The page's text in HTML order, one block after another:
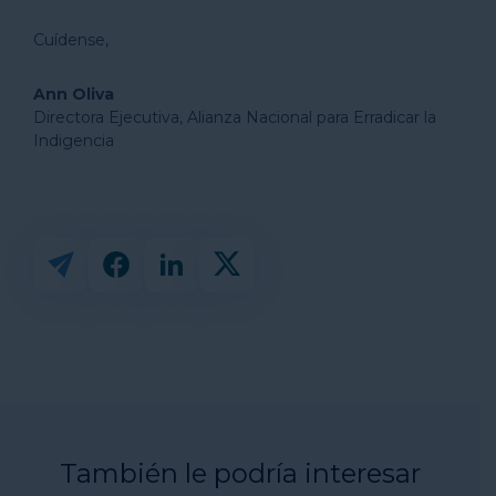
Cuídense,
Ann Oliva
Directora Ejecutiva, Alianza Nacional para Erradicar la
Indigencia
También le podría interesar